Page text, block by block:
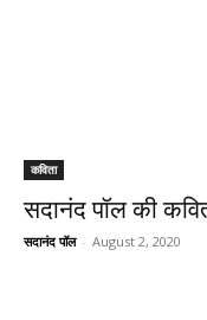
कविता
सदानंद पॉल की
सदानंद पॉल - August 2, 2020